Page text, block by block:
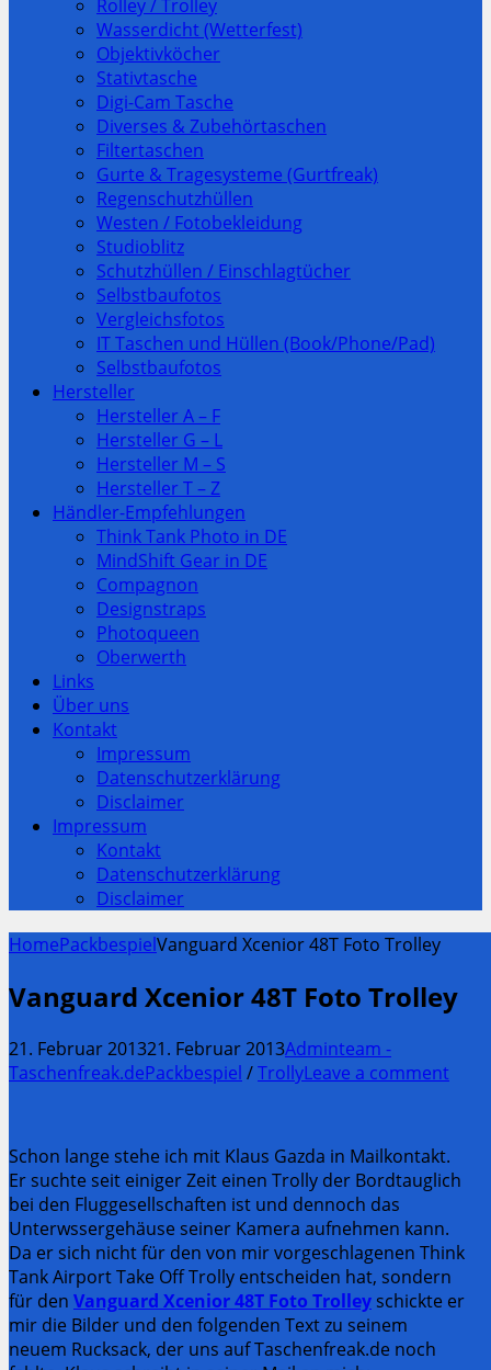
Rolley / Trolley
Wasserdicht (Wetterfest)
Objektivköcher
Stativtasche
Digi-Cam Tasche
Diverses & Zubehörtaschen
Filtertaschen
Gurte & Tragesysteme (Gurtfreak)
Regenschutzhüllen
Westen / Fotobekleidung
Studioblitz
Schutzhüllen / Einschlagtücher
Selbstbaufotos
Vergleichsfotos
IT Taschen und Hüllen (Book/Phone/Pad)
Selbstbaufotos
Hersteller
Hersteller A – F
Hersteller G – L
Hersteller M – S
Hersteller T – Z
Händler-Empfehlungen
Think Tank Photo in DE
MindShift Gear in DE
Compagnon
Designstraps
Photoqueen
Oberwerth
Links
Über uns
Kontakt
Impressum
Datenschutzerklärung
Disclaimer
Impressum
Kontakt
Datenschutzerklärung
Disclaimer
HomePackbespielVanguard Xcenior 48T Foto Trolley
Vanguard Xcenior 48T Foto Trolley
21. Februar 201321. Februar 2013Adminteam -
Taschenfreak.dePackbespiel /TrollyLeave a comment
Schon lange stehe ich mit Klaus Gazda in Mailkontakt.
Er suchte seit einiger Zeit einen Trolly der Bordtauglich
bei den Fluggesellschaften ist und dennoch das
Unterwssergehäuse seiner Kamera aufnehmen kann.
Da er sich nicht für den von mir vorgeschlagenen Think
Tank Airport Take Off Trolly entscheiden hat, sondern
für den Vanguard Xcenior 48T Foto Trolleyschickte er
mir die Bilder und den folgenden Text zu seinem
neuem Rucksack, der uns auf Taschenfreak.de noch